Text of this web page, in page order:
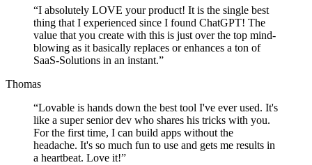
“I absolutely LOVE your product! It is the single best
thing that I experienced since I found ChatGPT! The
value that you create with this is just over the top mind-
blowing as it basically replaces or enhances a ton of
SaaS-Solutions in an instant.”
Thomas
“Lovable is hands down the best tool I've ever used. It's
like a super senior dev who shares his tricks with you.
For the first time, I can build apps without the
headache. It's so much fun to use and gets me results in
a heartbeat. Love it!”